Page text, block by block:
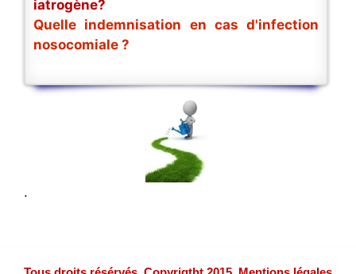
iatrogène?
Quelle indemnisation en cas d'infection
nosocomiale ?
.